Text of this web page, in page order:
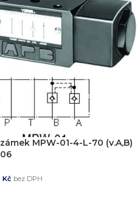
strojů, hydraulických celků a
MPW-01-4-L-70 (v.A,B)
Kč bez DPH